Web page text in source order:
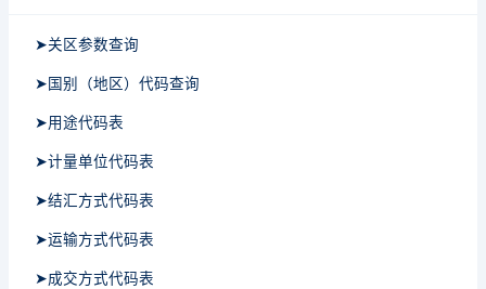
➤关区参数查询
➤国别（地区）代码查询
➤用途代码表
➤计量单位代码表
➤结汇方式代码表
➤运输方式代码表
➤成交方式代码表